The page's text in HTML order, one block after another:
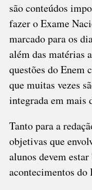
são conteúdos
fazer o Exame
marcado para os
além das matérias
questões do Enem
que muitas vezes
integrada em mais
Tanto para a
objetivas que
alunos devem
acontecimentos